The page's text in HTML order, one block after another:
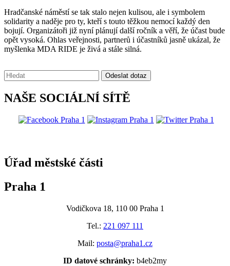
Hradčanské náměstí se tak stalo nejen kulisou, ale i symbolem
solidarity a naděje pro ty, kteří s touto těžkou nemocí každý den
bojují. Organizátoři již nyní plánují další ročník a věří, že účast bude
opět vysoká. Ohlas veřejnosti, partnerů i účastníků jasně ukázal, že
myšlenka MDA RIDE je živá a stále silná.
Vyhledávání: Odeslat dotaz
NAŠE SOCIÁLNÍ SÍTĚ
Úřad městské části
Praha 1
Vodičkova 18, 110 00 Praha 1
Tel.: 221 097 111
Mail: posta@praha1.cz
ID datové schránky: b4eb2my